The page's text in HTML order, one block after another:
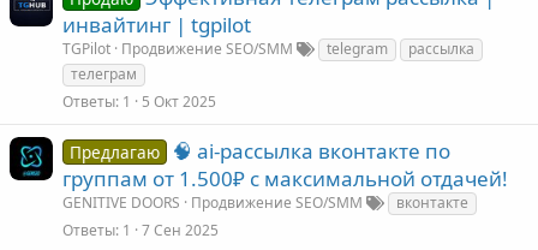
инвайтинг | tgpilot
TGPilot Продвижение SEO/SMM telegram
рассылка
телеграм
Ответы 1 5 Окт 2025
Предлагаю
🧠 ai-рассылка вконтакте по
группам от 1.500₽ с максимальной отдачей!
GENITIVE DOORS Продвижение SEO/SMM
вконтакте
Ответы 1 7 Сен 2025